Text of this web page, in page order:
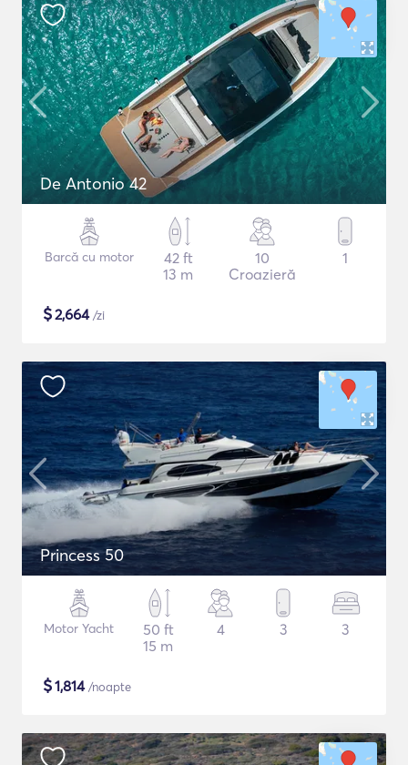
De Antonio 42
Barcă cu motor
42 ft
13 m
10
Croazieră
1
$2,664/zi
Princess 50
Motor Yacht
50 ft
15 m
4 3 3
$1,814/noapte